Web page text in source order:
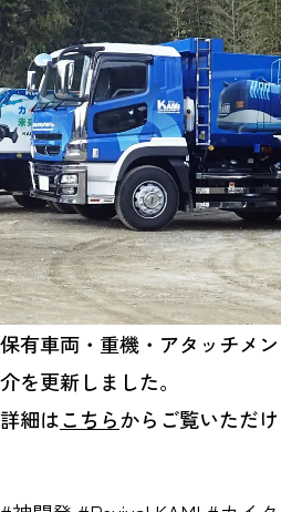
保有車両・重機・アタッチメ
介を更新しました。
詳細はこちらからご覧いただけ